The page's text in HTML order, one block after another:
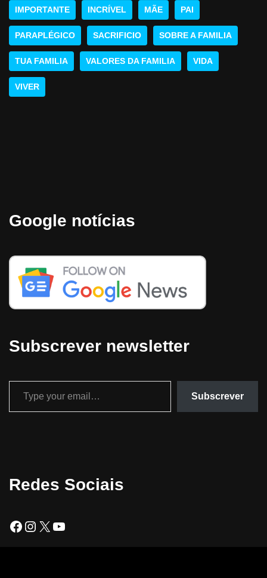
IMPORTANTE INCRÍVEL MÃE PAI
PARAPLÉGICO SACRIFICIO SOBRE A FAMILIA
TUA FAMILIA VALORES DA FAMILIA VIDA
VIVER
Google notícias
Subscrever newsletter
Subscrever
Redes Sociais